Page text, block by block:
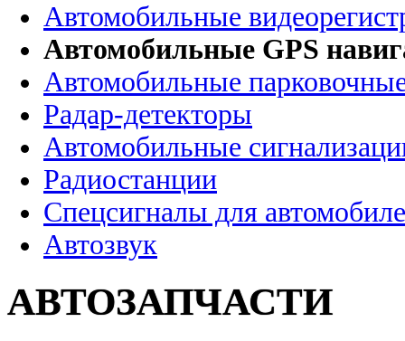
Автомобильные
Автомобильные GPS
Автомобильные
Радар-детекторы
Автомобильные
Радиостанции
Спецсигналы для
Автозвук
АВТОЗАПЧАСТИ